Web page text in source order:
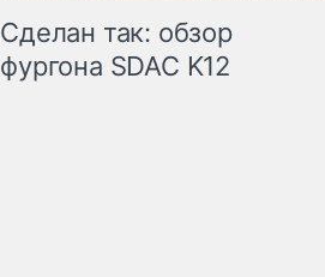
Сделан так: обзор
фургона SDAC K12